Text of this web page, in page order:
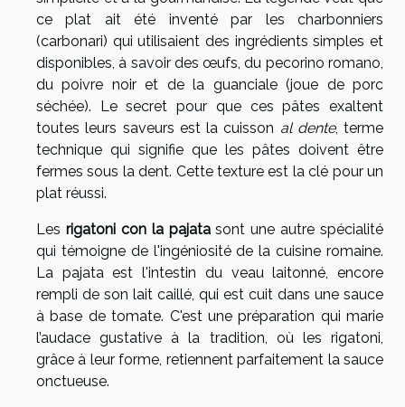
ce plat ait été inventé par les charbonniers
(carbonari) qui utilisaient des ingrédients simples et
disponibles, à savoir des œufs, du pecorino romano,
du poivre noir et de la guanciale (joue de porc
séchée). Le secret pour que ces pâtes exaltent
toutes leurs saveurs est la cuisson al dente, terme
technique qui signifie que les pâtes doivent être
fermes sous la dent. Cette texture est la clé pour un
plat réussi.
Les rigatoni con la pajatasont une autre spécialité
qui témoigne de l'ingéniosité de la cuisine romaine.
La pajata est l'intestin du veau laitonné, encore
rempli de son lait caillé, qui est cuit dans une sauce
à base de tomate. C'est une préparation qui marie
l’audace gustative à la tradition, où les rigatoni,
grâce à leur forme, retiennent parfaitement la sauce
onctueuse.